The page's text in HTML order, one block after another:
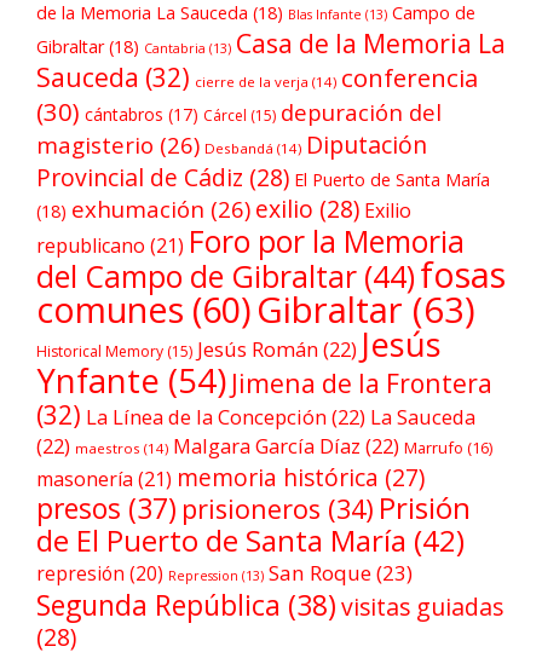
de la Memoria La Sauceda (18) Blas Infante (13) Campo de
Gibraltar(18) Cantabria (13) Casa de la Memoria La
Sauceda (32) cierre de la verja (14) conferencia
(30) cántabros (17) Cárcel (15) depuración del
magisterio (26) Desbandá (14) Diputación
Provincial de Cádiz (28) El Puerto de Santa María
(18) exhumación (26) exilio (28) Exilio
republicano (21) Foro por la Memoria
del Campo de Gibraltar (44)fosas
comunes (60)Gibraltar(63)
Historical Memory (15) Jesús Román(22) Jesús
Ynfante (54) Jimena de la Frontera
(32) La Línea de la Concepción(22) La Sauceda
(22) maestros (14) Malgara García Díaz (22) Marrufo (16)
masonería (21) memoria histórica (27)
presos (37) prisioneros (34) Prisión
de El Puerto de Santa María (42)
represión (20) Repression (13) San Roque(23)
Segunda República (38)visitas guiadas
(28)